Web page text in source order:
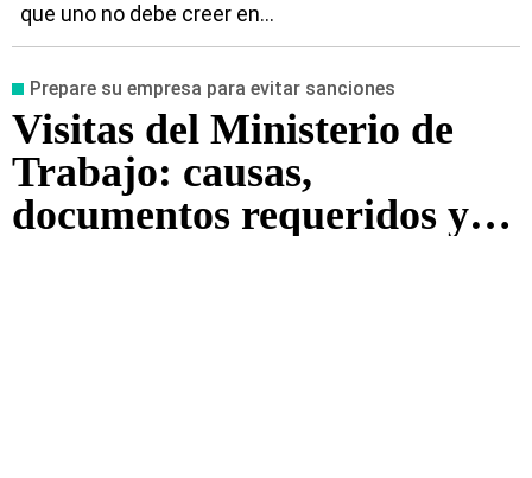
que uno no debe creer en...
Prepare su empresa para evitar sanciones
Visitas del Ministerio de
Trabajo: causas,
documentos requeridos y